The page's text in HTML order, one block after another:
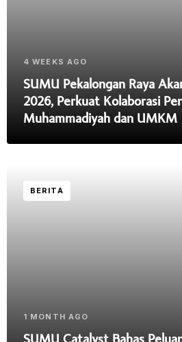
4 WEEKS AGO
SUMU Pekalongan Raya
2026, Perkuat Kolaborasi
Muhammadiyah dan UMKM
BERITA
1 MONTH AGO